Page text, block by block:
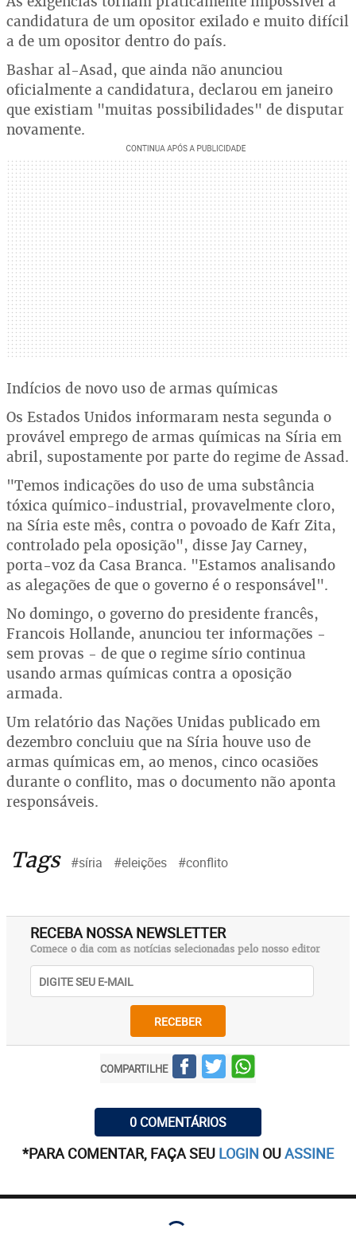
candidatura de um opositor exilado e muito difícil
a de um opositor dentro do país.
Bashar al-Asad, que ainda não anunciou
oficialmente a candidatura, declarou em janeiro
que existiam "muitas possibilidades" de disputar
novamente.
Indícios de novo uso de armas químicas
Os Estados Unidos informaram nesta segunda o
provável emprego de armas químicas na Síria em
abril, supostamente por parte do regime de Assad.
"Temos indicações do uso de uma substância
tóxica químico-industrial, provavelmente cloro,
na Síria este mês, contra o povoado de Kafr Zita,
controlado pela oposição", disse Jay Carney,
porta-voz da Casa Branca. "Estamos analisando
as alegações de que o governo é o responsável".
No domingo, o governo do presidente francês,
Francois Hollande, anunciou ter informações -
sem provas - de que o regime sírio continua
usando armas químicas contra a oposição
armada.
Um relatório das Nações Unidas publicado em
dezembro concluiu que na Síria houve uso de
armas químicas em, ao menos, cinco ocasiões
durante o conflito, mas o documento não aponta
responsáveis.
Tags #síria #eleições #conflito
RECEBA NOSSA NEWSLETTER
Comece o dia com as notícias selecionadas pelo nosso editor
RECEBER
COMPARTILHE
0 COMENTÁRIOS
*PARA COMENTAR, FAÇA SEU LOGIN OUASSINE